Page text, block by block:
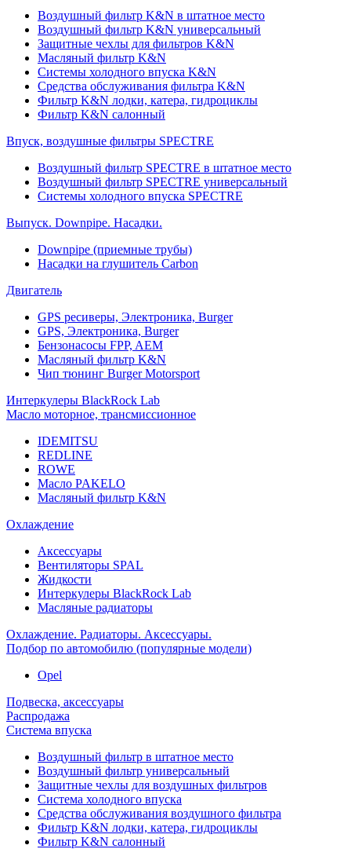
Воздушный фильтр K&N в штатное место
Воздушный фильтр K&N универсальный
Защитные чехлы для фильтров K&N
Масляный фильтр K&N
Системы холодного впуска K&N
Средства обслуживания фильтра K&N
Фильтр K&N лодки, катера, гидроциклы
Фильтр K&N салонный
Впуск, воздушные фильтры SPECTRE
Воздушный фильтр SPECTRE в штатное место
Воздушный фильтр SPECTRE универсальный
Системы холодного впуска SPECTRE
Выпуск. Downpipe. Насадки.
Downpipe (приемные трубы)
Насадки на глушитель Carbon
Двигатель
GPS ресиверы, Электроника, Burger
GPS, Электроника, Burger
Бензонасосы FPP, AEM
Масляный фильтр K&N
Чип тюнинг Burger Motorsport
Интеркулеры BlackRock Lab
Масло моторное, трансмиссионное
IDEMITSU
REDLINE
ROWE
Масло PAKELO
Масляный фильтр K&N
Охлаждение
Аксессуары
Вентиляторы SPAL
Жидкости
Интеркулеры BlackRock Lab
Масляные радиаторы
Охлаждение. Радиаторы. Аксессуары.
Подбор по автомобилю (популярные модели)
Opel
Подвеска, аксессуары
Распродажа
Система впуска
Воздушный фильтр в штатное место
Воздушный фильтр универсальный
Защитные чехлы для воздушных фильтров
Система холодного впуска
Средства обслуживания воздушного фильтра
Фильтр K&N лодки, катера, гидроциклы
Фильтр K&N салонный